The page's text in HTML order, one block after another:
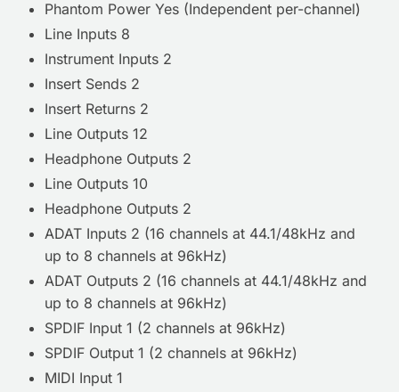
Phantom Power Yes (Independent per-channel)
Line Inputs 8
Instrument Inputs 2
Insert Sends 2
Insert Returns 2
Line Outputs 12
Headphone Outputs 2
Line Outputs 10
Headphone Outputs 2
ADAT Inputs 2 (16 channels at 44.1/48kHz and
up to 8 channels at 96kHz)
ADAT Outputs 2 (16 channels at 44.1/48kHz and
up to 8 channels at 96kHz)
SPDIF Input 1 (2 channels at 96kHz)
SPDIF Output 1 (2 channels at 96kHz)
MIDI Input 1